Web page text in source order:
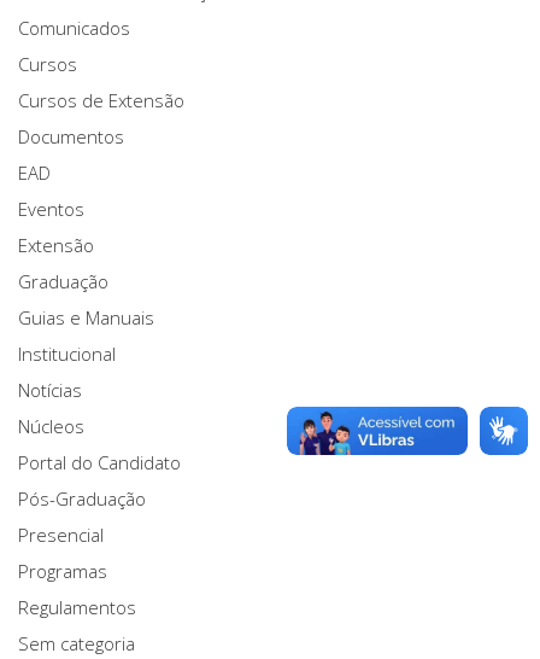
Comunicados
Cursos
Cursos de Extensão
Documentos
EAD
Eventos
Extensão
Graduação
Guias e Manuais
Institucional
Notícias
Núcleos
Portal do Candidato
Pós-Graduação
Presencial
Programas
Regulamentos
Sem categoria